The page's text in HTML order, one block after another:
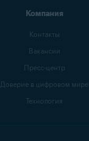
Компания
Контакты
Вакансии
Пресс-центр
Доверие в цифровом мире
Технология